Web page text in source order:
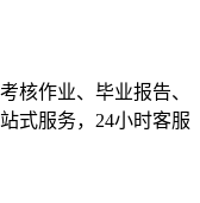
核作业、毕业报告、
式服务，24小时客服